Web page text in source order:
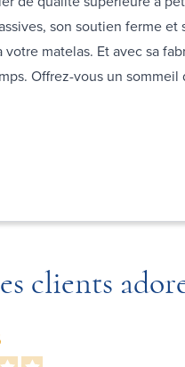
son soutien ferme et
matelas. Et avec sa
Offrez-vous un sommeil
clients